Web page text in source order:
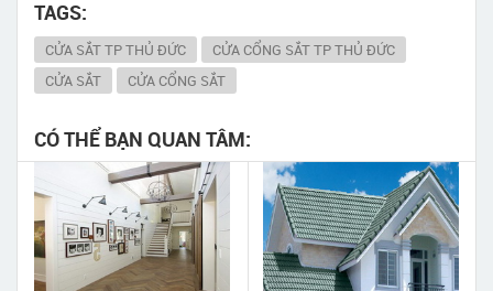
TAGS:
CỬA SẮT TP THỦ ĐỨC
CỬA CỔNG SẮT TP THỦ ĐỨC
CỬA SẮT
CỬA CỔNG SẮT
CÓ THỂ BẠN QUAN TÂM: